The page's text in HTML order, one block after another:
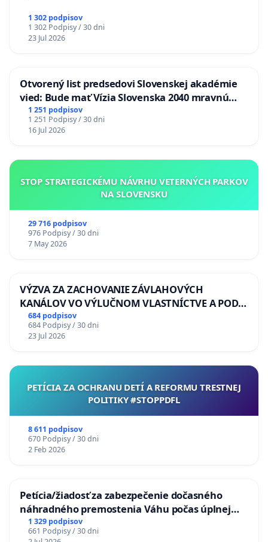
1 302 podpisov
1 302 Podpisy / 30 dni
23 Jul 2026
Otvorený list predsedovi Slovenskej akadémie
vied: Bude mať Vízia Slovenska 2040 mravnú
chrbticu?
1 251 podpisov
1 251 Podpisy / 30 dni
16 Jul 2026
STOP STRATEGICKÉMU NÁVRHU VETERNÝCH PARKOV
NA SLOVENSKU
29 716 podpisov
976 Podpisy / 30 dni
7 May 2026
VÝZVA ZA ZACHOVANIE ZÁVLAHOVÝCH
KANÁLOV VO VÝLUČNOM VLASTNÍCTVE A POD
KONTROLOU SLOVENSKEJ REPUBLIKY & žiadosť
na riešenie zanedbaného stavu závlahových a
odvodňovacích kanálov na Slovensku
684 podpisov
684 Podpisy / 30 dni
23 Jul 2026
PETÍCIA ZA OCHRANU DETÍ A REFORMU TRESTNEJ
POLITIKY #STOPPDFL
8 611 podpisov
670 Podpisy / 30 dni
2 Feb 2026
Petícia/žiadosť za zabezpečenie dočasného
náhradného premostenia Váhu počas úplnej
uzávery Vážskeho mosta v Komárne
1 329 podpisov
661 Podpisy / 30 dni